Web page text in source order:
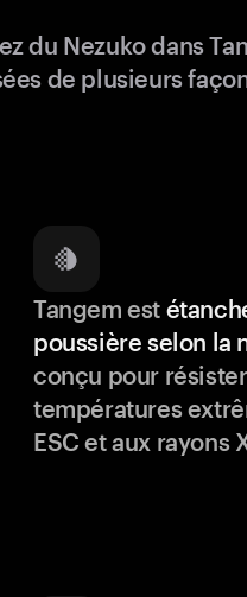
du Nezuko dans
de plusieurs
Tangem est
poussière selon la
conçu pour
températures
ESC et aux rayons